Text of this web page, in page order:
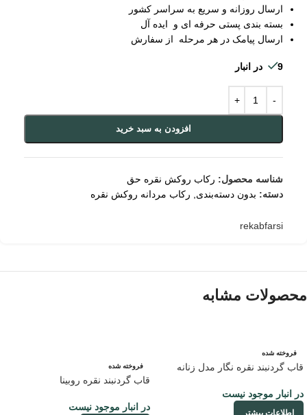
ارسال روزانه و سریع به سراسر کشور
بسته بندی پستی حرفه ای و ایده آل
ارسال پیامک در هر مرحله از سفارش
9 در انبار
افزودن به سبد خرید
شناسه محصول: رکاب روکش نقره حق
دسته: بدون دسته‌بندی رکاب مردانه روکش نقره
rekabfarsi
محصولات مشابه
فروخته شده
قاب گردنبند نقره نگار مدل زنانه
در انبار موجود نیست
اطلاعات بیشتر
فروخته شده
قاب گردنبند نقره روبینا
در انبار موجود نیست